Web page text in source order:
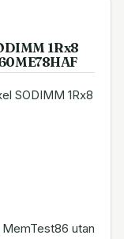
1Rx8
SODIMM 1Rx8
utan